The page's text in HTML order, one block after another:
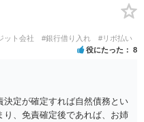
ット会社 #銀行借り入れ #リボ払い
役にたった 8
決定が確定すれば自然債務とい
り、免責確定後であれば、お姉